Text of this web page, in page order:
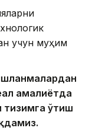
учун муҳим
амалиётда
тизимга ўтиш